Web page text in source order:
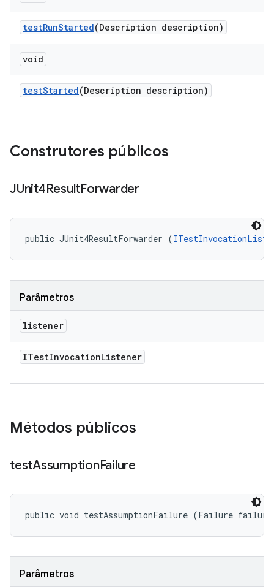
testRunStarted(Description description)
void
testStarted(Description description)
Construtores públicos
JUnit4ResultForwarder
public JUnit4ResultForwarder (
Parâmetros
listener
ITestInvocationListener
Métodos públicos
testAssumptionFailure
public void testAssumptionFailure (Failure
Parâmetros